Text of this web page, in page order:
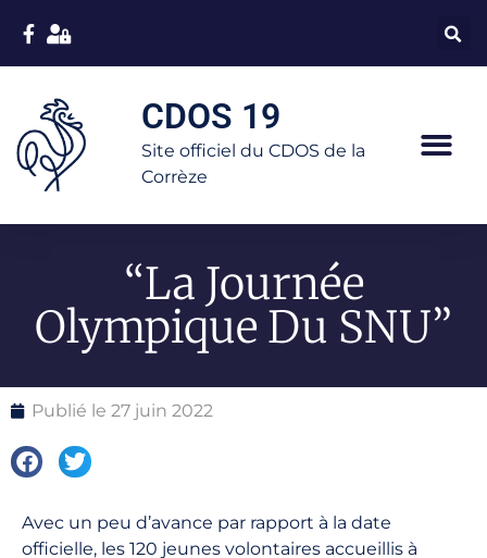
CDOS 19
Site officiel du CDOS de la
Corrèze
“La Journée
Olympique Du SNU”
Publié le 27 juin 2022
Avec un peu d’avance par rapport à la date
officielle, les 120 jeunes volontaires accueillis à